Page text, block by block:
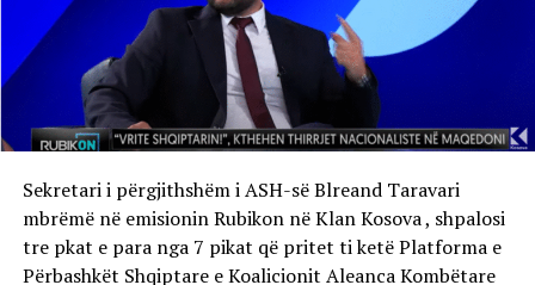
Sekretari i përgjithshëm i ASH-së Blreand Taravari
mbrëmë në emisionin Rubikon në Klan Kosova , shpalosi
tre pkat e para nga 7 pikat që pritet ti ketë Platforma e
Përbashkët Shqiptare e Koalicionit Aleanca Kombëtare